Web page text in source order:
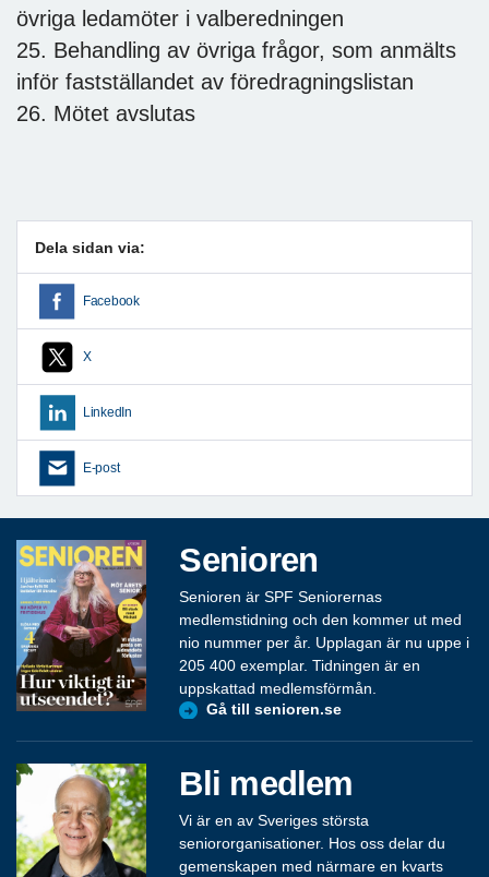
övriga ledamöter i valberedningen
25. Behandling av övriga frågor, som anmälts
inför fastställandet av föredragningslistan
26. Mötet avslutas
Dela sidan via:
Facebook
X
LinkedIn
E-post
Senioren
Senioren är SPF Seniorernas
medlemstidning och den kommer ut med
nio nummer per år. Upplagan är nu uppe i
205 400 exemplar. Tidningen är en
uppskattad medlemsförmån.
Gå till senioren.se
Bli medlem
Vi är en av Sveriges största
seniororganisationer. Hos oss delar du
gemenskapen med närmare en kvarts